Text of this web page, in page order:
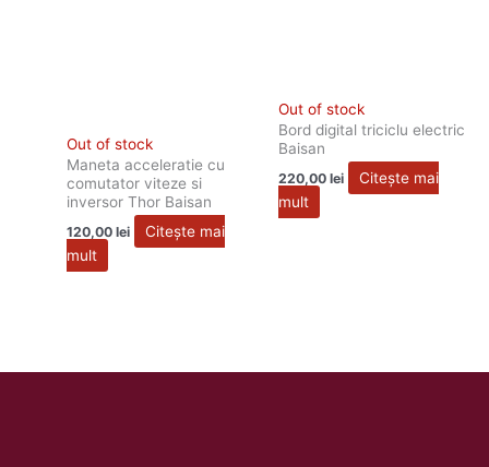
Out of stock
Maneta acceleratie cu
comutator viteze si
inversor Thor Baisan
120,00lei
Citește mai
mult
Out of stock
Bord digital triciclu electric
Baisan
220,00 lei
Citește mai
mult